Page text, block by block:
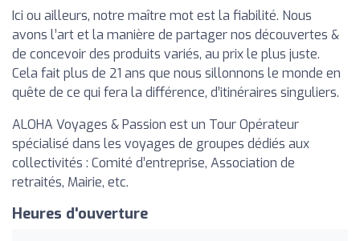
Ici ou ailleurs, notre maître mot est la fiabilité. Nous
avons l’art et la manière de partager nos découvertes &
de concevoir des produits variés, au prix le plus juste.
Cela fait plus de 21 ans que nous sillonnons le monde en
quête de ce qui fera la différence, d’itinéraires singuliers.
ALOHA Voyages & Passion est un Tour Opérateur
spécialisé dans les voyages de groupes dédiés aux
collectivités : Comité d’entreprise, Association de
retraités, Mairie, etc.
Heures d'ouverture